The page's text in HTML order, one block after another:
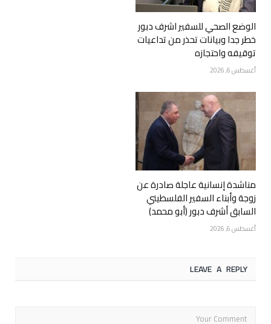
الوضع الصحي للسفير اشرف دبور
خطر جدا وبيانات تحذر من تداعيات
توقيفه واحتجازه
أغسطس 6, 2026
مناشدة إنسانية عاجلة صادرة عن
زوجة وأبناء السفير الفلسطيني
السابق أشرف دبور (أبو محمد)
أغسطس 6, 2026
LEAVE A REPLY